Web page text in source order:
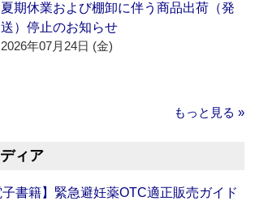
夏期休業および棚卸に伴う商品出荷（発
送）停止のお知らせ
2026年07月24日 (金)
もっと見る »
ィア
子書籍】緊急避妊薬OTC適正販売ガイド